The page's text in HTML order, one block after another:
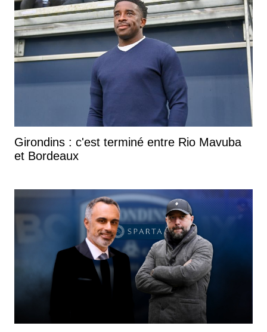
Girondins : c'est terminé entre Rio Mavuba
et Bordeaux